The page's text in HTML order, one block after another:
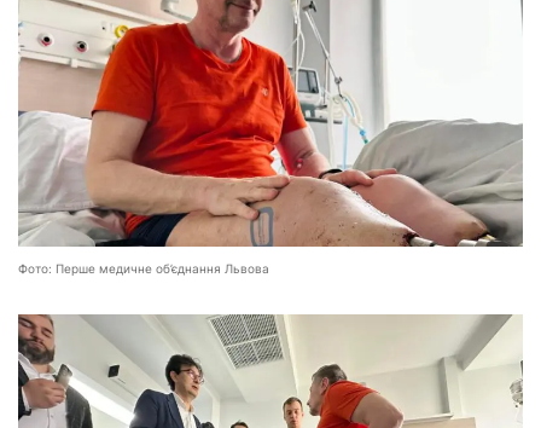
Фото: Перше медичне об’єднання Львова